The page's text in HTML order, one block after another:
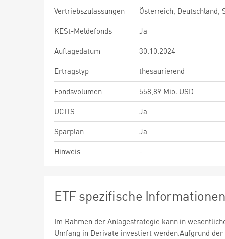
Vertriebszulassungen
Österreich, Deutschland,
KESt-Meldefonds
Ja
Auflagedatum
30.10.2024
Ertragstyp
thesaurierend
Fondsvolumen
558,89 Mio. USD
UCITS
Ja
Sparplan
Ja
Hinweis
-
ETF spezifische
Im Rahmen der Anlagestrategie kann in
Umfang in Derivate investiert werden.Aufgrund der